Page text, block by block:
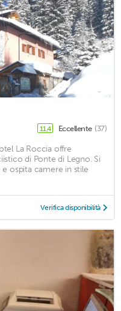
11,4 Eccellente (37)
La Roccia offre
di Ponte di Legno. Si
e ospita camere in stile
Verifica disponibilità